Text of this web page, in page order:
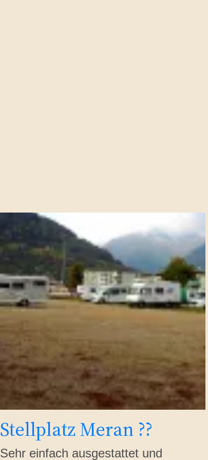
Stellplatz Meran ??
Sehr einfach ausgestattet und